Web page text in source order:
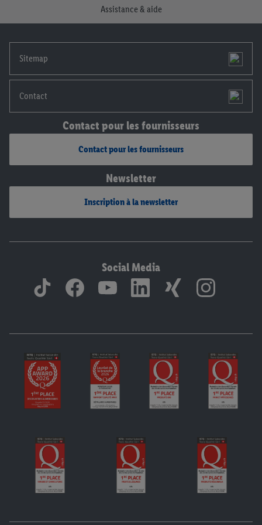
Assistance & aide
Sitemap
Contact
Contact pour les fournisseurs
Contact pour les fournisseurs
Newsletter
Inscription à la newsletter
Social Media
déclaration de confidentialité. Pour consulter les
mentions légales, c’est ici.